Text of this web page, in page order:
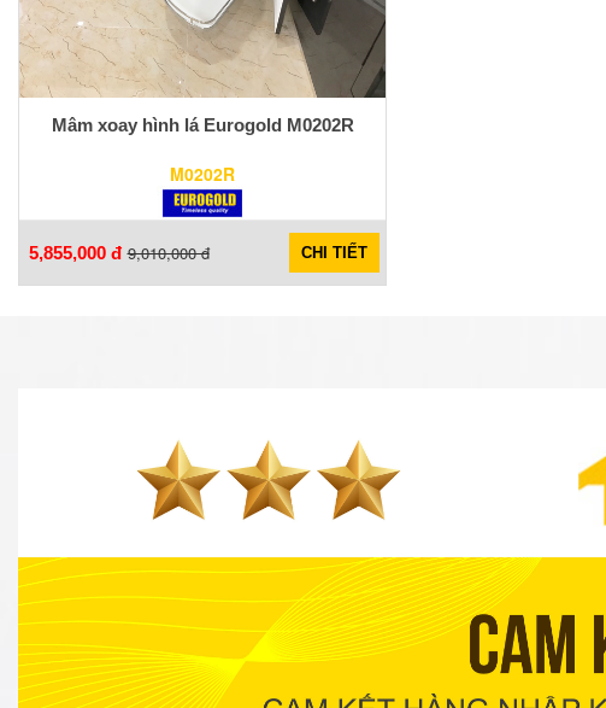
Mâm xoay hình lá Eurogold M0202R
M0202R
5,855,000 đ 9,010,000 đ CHI TIẾT